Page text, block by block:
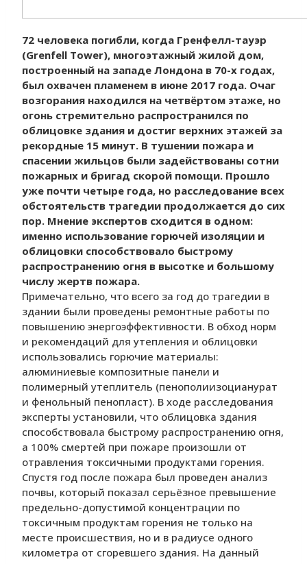
72 человека погибли, когда Гренфелл-тауэр
(Grenfell Tower), многоэтажный жилой дом,
построенный на западе Лондона в 70-х годах,
был охвачен пламенем в июне 2017 года. Очаг
возгорания находился на четвёртом этаже, но
огонь стремительно распространился по
облицовке здания и достиг верхних этажей за
рекордные 15 минут. В тушении пожара и
спасении жильцов были задействованы сотни
пожарных и бригад скорой помощи. Прошло
уже почти четыре года, но расследование всех
обстоятельств трагедии продолжается до сих
пор. Мнение экспертов сходится в одном:
именно использование горючей изоляции и
облицовки способствовало быстрому
распространению огня в высотке и большому
числу жертв пожара.
Примечательно, что всего за год до трагедии в
здании были проведены ремонтные работы по
повышению энергоэффективности. В обход норм
и рекомендаций для утепления и облицовки
использовались горючие материалы:
алюминиевые композитные панели и
полимерный утеплитель (пенополиизоцианурат
и фенольный пенопласт). В ходе расследования
эксперты установили, что облицовка здания
способствовала быстрому распространению огня,
а 100% смертей при пожаре произошли от
отравления токсичными продуктами горения.
Спустя год после пожара был проведен анализ
почвы, который показал серьёзное превышение
предельно-допустимой концентрации по
токсичным продуктам горения не только на
месте происшествия, но и в радиусе одного
километра от сгоревшего здания. На данный